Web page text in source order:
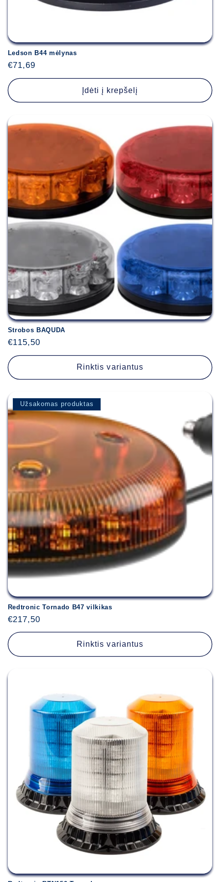
Ledson B44 mėlynas
Įprasta
kaina
€71,69
Įdėti į krepšelį
Strobos BAQUDA
Įprasta
kaina
€115,50
Rinktis variantus
Užsakomas produktas
Redtronic Tornado B47 vilkikas
Įprasta
kaina
€217,50
Rinktis variantus